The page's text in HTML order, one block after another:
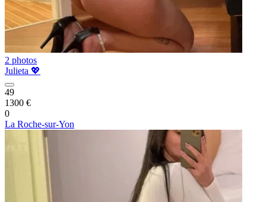
2 photos
Julieta 💖
49
1300 €
0
La Roche-sur-Yon